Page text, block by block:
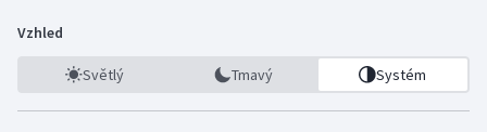
Vzhled
Světlý Tmavý Systém